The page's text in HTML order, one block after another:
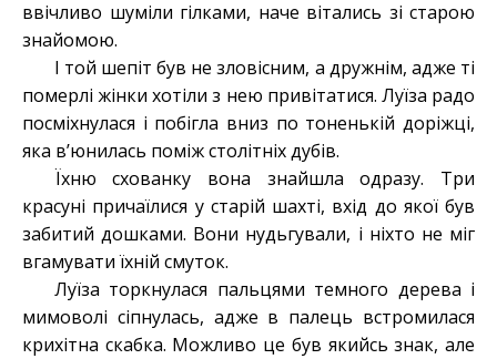
ввічливо шуміли гілками, наче вітались зі старою
знайомою.
І той шепіт був не зловісним, а дружнім, адже ті
померлі жінки хотіли з нею привітатися. Луїза радо
посміхнулася і побігла вниз по тоненькій доріжці,
яка в’юнилась поміж столітніх дубів.
Їхню схованку вона знайшла одразу. Три
красуні причаїлися у старій шахті, вхід до якої був
забитий дошками. Вони нудьгували, і ніхто не міг
вгамувати їхній смуток.
Луїза торкнулася пальцями темного дерева і
мимоволі сіпнулась, адже в палець встромилася
крихітна скабка. Можливо це був якийсь знак, але